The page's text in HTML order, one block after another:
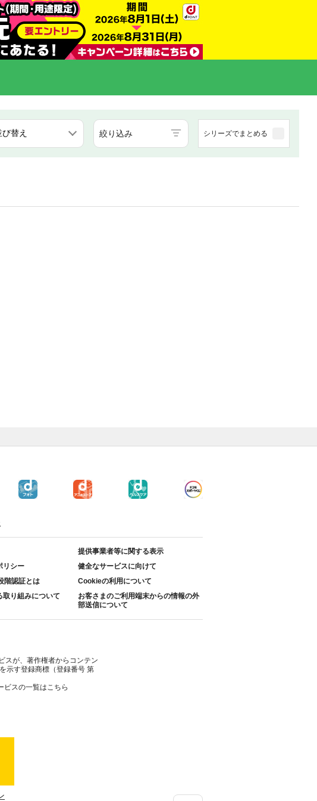
絞り込み シリーズでまとめる
提供事業者等に関する表示
リシー
健全なサービスに向けて
階認証とは
Cookieの利用について
取り組みについて
お客さまのご利用端末からの情報の外
部送信について
スが、著作権者からコンテン
示す登録商標（登録番号 第
ビスの一覧はこちら